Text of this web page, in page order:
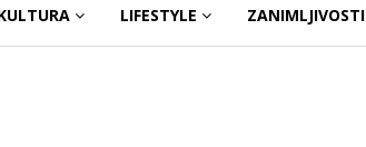
LIFESTYLE ZANIMLJIVOSTI